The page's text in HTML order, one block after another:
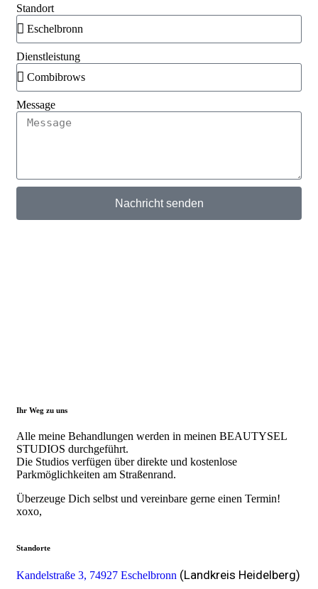
Standort
Dienstleistung
Message
Nachricht senden
Ihr Weg zu uns
Alle meine Behandlungen werden in meinen BEAUTYSEL
STUDIOS durchgeführt.
Die Studios verfügen über direkte und kostenlose
Parkmöglichkeiten am Straßenrand.
Überzeuge Dich selbst und vereinbare gerne einen Termin!
xoxo,
Standorte
Kandelstraße 3, 74927 Eschelbronn (Landkreis Heidelberg)